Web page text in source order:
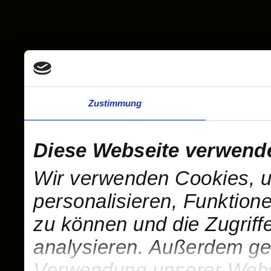
Zustimmung
Diese Webseite
Wir verwenden Cookies,
personalisieren,
zu können und die
analysieren. Außerdem